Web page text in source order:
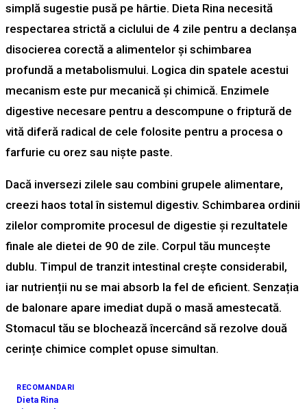
simplă sugestie pusă pe hârtie. Dieta Rina necesită
respectarea strictă a ciclului de 4 zile pentru a declanșa
disocierea corectă a alimentelor și schimbarea
profundă a metabolismului. Logica din spatele acestui
mecanism este pur mecanică și chimică. Enzimele
digestive necesare pentru a descompune o friptură de
vită diferă radical de cele folosite pentru a procesa o
farfurie cu orez sau niște paste.
Dacă inversezi zilele sau combini grupele alimentare,
creezi haos total în sistemul digestiv. Schimbarea ordinii
zilelor compromite procesul de digestie și rezultatele
finale ale dietei de 90 de zile. Corpul tău muncește
dublu. Timpul de tranzit intestinal crește considerabil,
iar nutrienții nu se mai absorb la fel de eficient. Senzația
de balonare apare imediat după o masă amestecată.
Stomacul tău se blochează încercând să rezolve două
cerințe chimice complet opuse simultan.
RECOMANDARI
Dieta Rina